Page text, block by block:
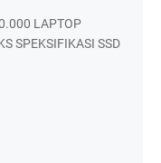
LAPTOP
SPEKSIFIKASI SSD